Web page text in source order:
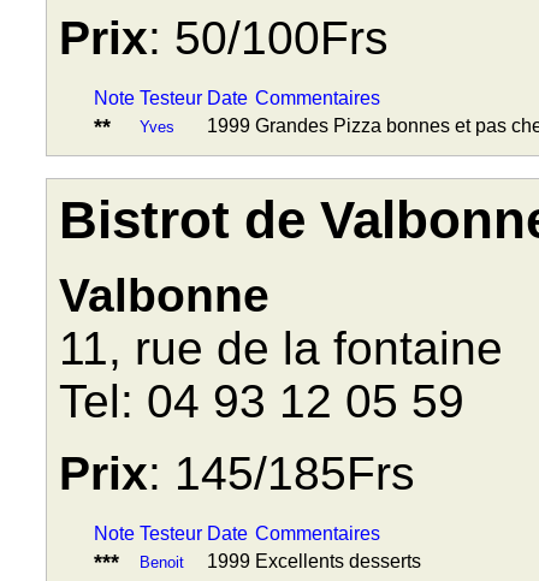
Prix: 50/100Frs
Note Testeur Date Commentaires
** Yves 1999 Grandes Pizza bonnes et pas
Bistrot de
Valbonne
11, rue de la fontaine
Tel: 04 93 12 05 59
Prix: 145/185Frs
Note Testeur Date Commentaires
*** Benoit 1999 Excellents desserts